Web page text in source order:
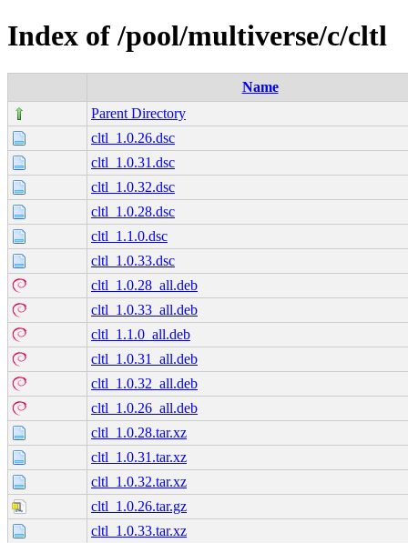
Index of /pool/multiverse/c/cltl
Name
Parent Directory
cltl_1.0.26.dsc
cltl_1.0.31.dsc
cltl_1.0.32.dsc
cltl_1.0.28.dsc
cltl_1.1.0.dsc
cltl_1.0.33.dsc
cltl_1.0.28_all.deb
cltl_1.0.33_all.deb
cltl_1.1.0_all.deb
cltl_1.0.31_all.deb
cltl_1.0.32_all.deb
cltl_1.0.26_all.deb
cltl_1.0.28.tar.xz
cltl_1.0.31.tar.xz
cltl_1.0.32.tar.xz
cltl_1.0.26.tar.gz
cltl_1.0.33.tar.xz